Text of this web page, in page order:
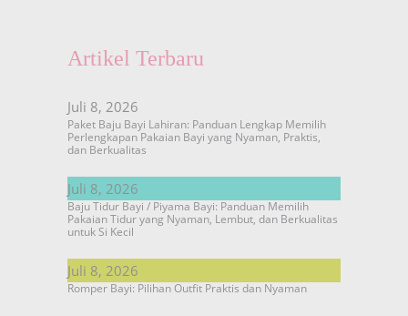
Artikel Terbaru
Juli 8, 2026
Paket Baju Bayi Lahiran: Panduan Lengkap Memilih
Perlengkapan Pakaian Bayi yang Nyaman, Praktis,
dan Berkualitas
Juli 8, 2026
Baju Tidur Bayi / Piyama Bayi: Panduan Memilih
Pakaian Tidur yang Nyaman, Lembut, dan Berkualitas
untuk Si Kecil
Juli 8, 2026
Romper Bayi: Pilihan Outfit Praktis dan Nyaman